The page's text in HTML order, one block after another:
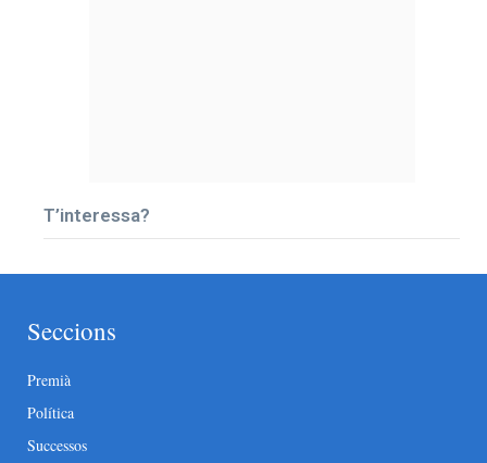
T’interessa?
Seccions
Premià
Política
Successos